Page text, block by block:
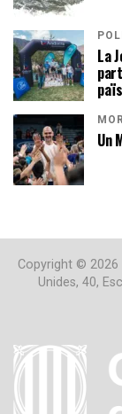
La
Un
Copyright © 2026
Unides, 40,